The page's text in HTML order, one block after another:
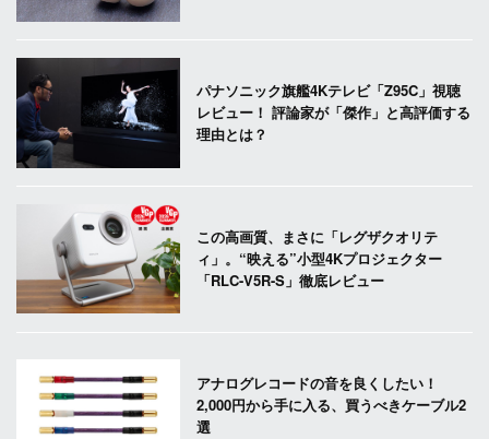
パナソニック旗艦4Kテレビ「Z95C」視聴
レビュー！ 評論家が「傑作」と高評価する
理由とは？
この高画質、まさに「レグザクオリテ
ィ」。“映える”小型4Kプロジェクター
「RLC-V5R-S」徹底レビュー
アナログレコードの音を良くしたい！
2,000円から手に入る、買うべきケーブル2
選